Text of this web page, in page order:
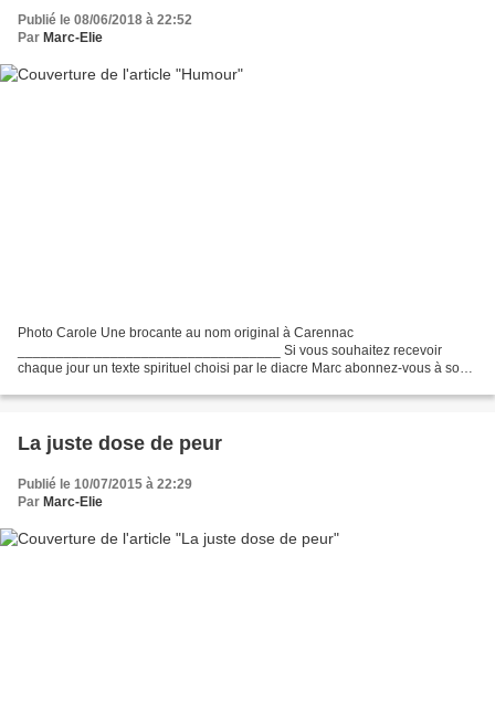
Publié le 08/06/2018 à 22:52
Par Marc-Elie
Photo Carole Une brocante au nom original à Carennac
__________________________________ Si vous souhaitez recevoir
chaque jour un texte spirituel choisi par le diacre Marc abonnez-vous à son
La juste dose de peur
Publié le 10/07/2015 à 22:29
Par Marc-Elie